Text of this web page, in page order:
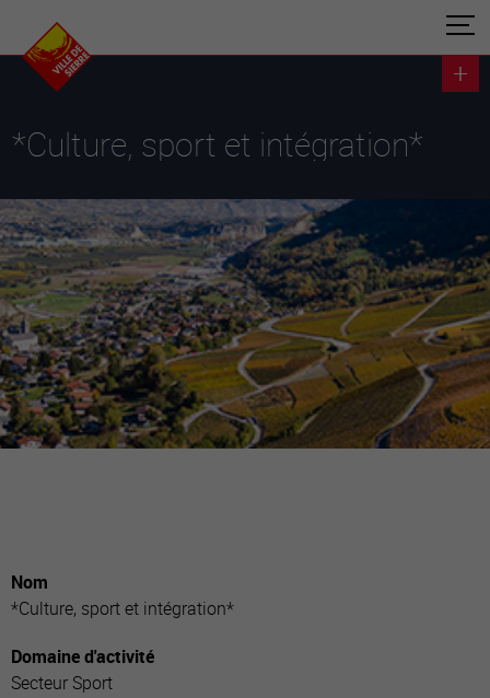
*Culture, sport et intégration*
Nom
*Culture, sport et intégration*
Domaine d'activité
Secteur Sport